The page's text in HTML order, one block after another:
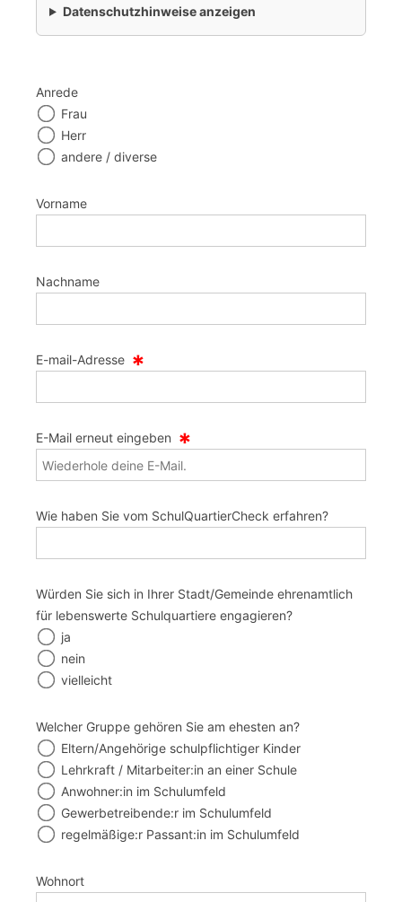
Datenschutzhinweise anzeigen
Anrede
Frau
Herr
andere / diverse
Vorname
Nachname
E-mail-Adresse*
E-Mail erneut eingeben*
Wie haben Sie vom SchulQuartierCheck erfahren?
Würden Sie sich in Ihrer Stadt/Gemeinde ehrenamtlich
für lebenswerte Schulquartiere engagieren?
ja
nein
vielleicht
‍Welcher Gruppe gehören Sie am ehesten an?
Eltern/Angehörige schulpflichtiger Kinder
Lehrkraft / Mitarbeiter:in an einer Schule
Anwohner:in im Schulumfeld
Gewerbetreibende:r im Schulumfeld
regelmäßige:r Passant:in im Schulumfeld
Wohnort